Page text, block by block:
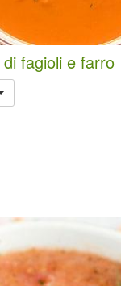
fagioli e farro